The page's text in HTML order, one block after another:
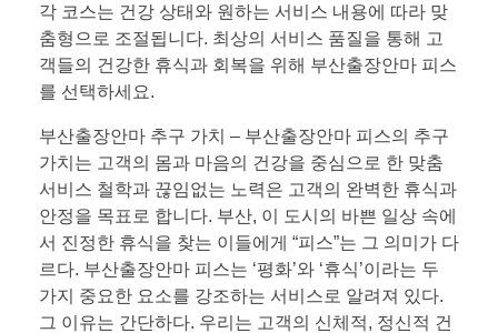
각 코스는 건강 상태와 원하는 서비스 내용에 따라 맞
춤형으로 조절됩니다. 최상의 서비스 품질을 통해 고
객들의 건강한 휴식과 회복을 위해 부산출장안마 피스
를 선택하세요.
부산출장안마 추구 가치 – 부산출장안마 피스의 추구
가치는 고객의 몸과 마음의 건강을 중심으로 한 맞춤
서비스 철학과 끊임없는 노력은 고객의 완벽한 휴식과
안정을 목표로 합니다. 부산, 이 도시의 바쁜 일상 속에
서 진정한 휴식을 찾는 이들에게 “피스”는 그 의미가 다
르다. 부산출장안마 피스는 ‘평화’와 ‘휴식’이라는 두
가지 중요한 요소를 강조하는 서비스로 알려져 있다.
그 이유는 간단하다. 우리는 고객의 신체적, 정신적 건